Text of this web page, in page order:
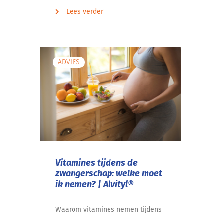
Lees verder
ADVIES
Vitamines tijdens de
zwangerschap: welke moet
ik nemen? | Alvityl®
Waarom vitamines nemen tijdens